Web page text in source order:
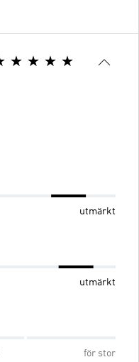
utmärkt
utmärkt
för stor